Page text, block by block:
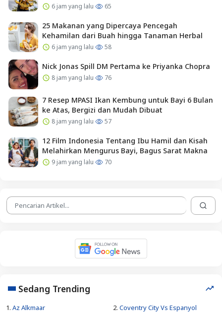
6 jam yang lalu 65
25 Makanan yang Dipercaya Pencegah
Kehamilan dari Buah hingga Tanaman Herbal
6 jam yang lalu 58
Nick Jonas Spill DM Pertama ke Priyanka Chopra
8 jam yang lalu 76
7 Resep MPASI Ikan Kembung untuk Bayi 6 Bulan
ke Atas, Bergizi dan Mudah Dibuat
8 jam yang lalu 57
12 Film Indonesia Tentang Ibu Hamil dan Kisah
Melahirkan Mengurus Bayi, Bagus Sarat Makna
9 jam yang lalu 70
Sedang Trending
1. Az Alkmaar 2. Coventry City Vs Espanyol